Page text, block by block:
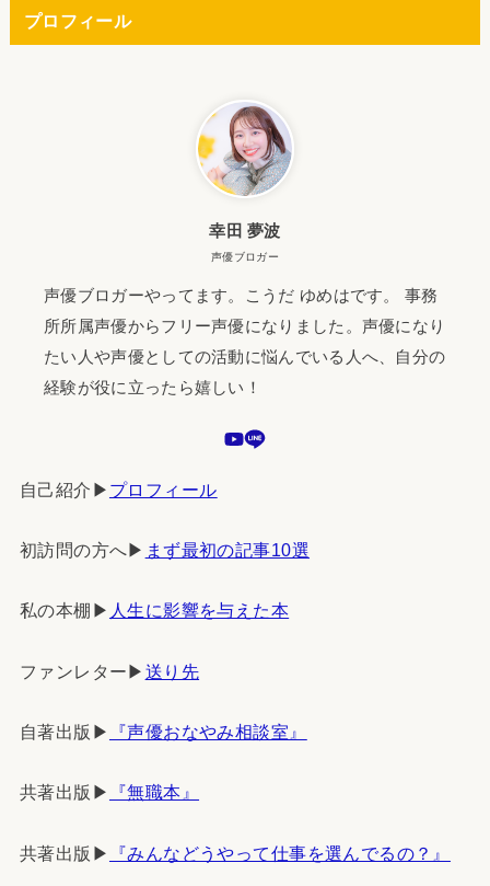
プロフィール
幸田 夢波
声優ブロガー
声優ブロガーやってます。こうだ ゆめはです。 事務
所所属声優からフリー声優になりました。声優になり
たい人や声優としての活動に悩んでいる人へ、自分の
経験が役に立ったら嬉しい！
自己紹介▶︎ プロフィール
初訪問の方へ▶︎ まず最初の記事10選
私の本棚▶︎ 人生に影響を与えた本
ファンレター▶︎ 送り先
自著出版▶︎ 『声優おなやみ相談室』
共著出版▶︎ 『無職本』
共著出版▶︎ 『みんなどうやって仕事を選んでるの？』